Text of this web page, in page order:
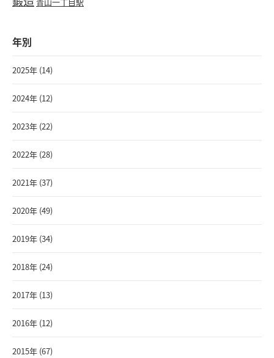
年別
2025年 (14)
2024年 (12)
2023年 (22)
2022年 (28)
2021年 (37)
2020年 (49)
2019年 (34)
2018年 (24)
2017年 (13)
2016年 (12)
2015年 (67)